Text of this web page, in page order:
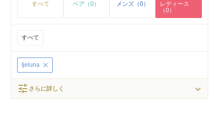
すべて ペア（0） メンズ（0）
レディース
（0）
すべて
Ijeluna
tune さらに詳しく